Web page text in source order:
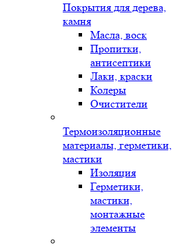
Покрытия для дерева,
камня
Масла, воск
Пропитки,
антисептики
Лаки, краски
Колеры
Очистители
Термоизоляционные
материалы, герметики,
мастики
Изоляция
Герметики,
мастики,
монтажные
элементы